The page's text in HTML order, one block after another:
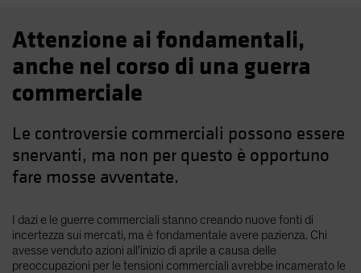
Attenzione ai fondamentali,
anche nel corso di una guerra
commerciale
Le controversie commerciali possono essere
snervanti, ma non per questo è opportuno
fare mosse avventate.
I dazi e le guerre commerciali stanno creando nuove fonti di
incertezza sui mercati, ma è fondamentale avere pazienza. Chi
avesse venduto azioni all’inizio di aprile a causa delle
preoccupazioni per le tensioni commerciali avrebbe incamerato le